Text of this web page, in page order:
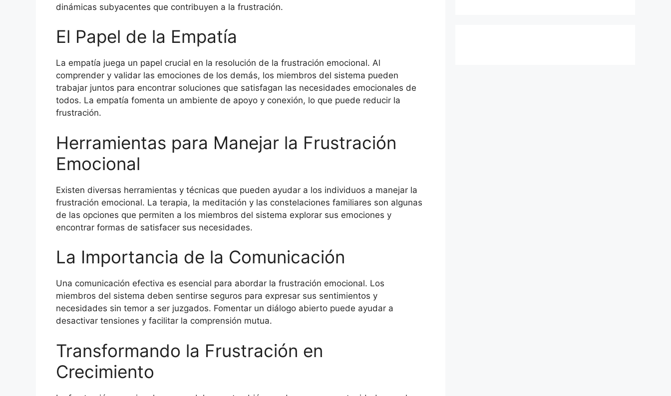
dinámicas subyacentes que contribuyen a la frustración.
El Papel de la Empatía
La empatía juega un papel crucial en la resolución de la frustración emocional. Al
comprender y validar las emociones de los demás, los miembros del sistema pueden
trabajar juntos para encontrar soluciones que satisfagan las necesidades emocionales de
todos. La empatía fomenta un ambiente de apoyo y conexión, lo que puede reducir la
frustración.
Herramientas para Manejar la Frustración
Emocional
Existen diversas herramientas y técnicas que pueden ayudar a los individuos a manejar la
frustración emocional. La terapia, la meditación y las constelaciones familiares son algunas
de las opciones que permiten a los miembros del sistema explorar sus emociones y
encontrar formas de satisfacer sus necesidades.
La Importancia de la Comunicación
Una comunicación efectiva es esencial para abordar la frustración emocional. Los
miembros del sistema deben sentirse seguros para expresar sus sentimientos y
necesidades sin temor a ser juzgados. Fomentar un diálogo abierto puede ayudar a
desactivar tensiones y facilitar la comprensión mutua.
Transformando la Frustración en
Crecimiento